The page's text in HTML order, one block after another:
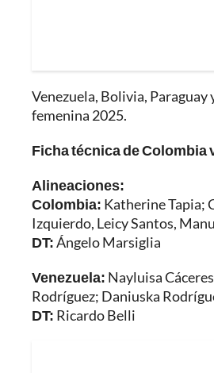
Venezuela, Bolivia, Paraguay
femenina 2025.
Ficha técnica de Colombia
Alineaciones:
Colombia: Katherine Tapia;
Izquierdo, Leicy Santos,
DT:Ángelo Marsiglia
Venezuela: Nayluisa
Rodríguez; Daniuska
DT: Ricardo Belli